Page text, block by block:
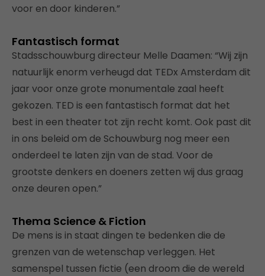
voor en door kinderen.”
Fantastisch format
Stadsschouwburg directeur Melle Daamen: “Wij zijn
natuurlijk enorm verheugd dat TEDx Amsterdam dit
jaar voor onze grote monumentale zaal heeft
gekozen. TED is een fantastisch format dat het
best in een theater tot zijn recht komt. Ook past dit
in ons beleid om de Schouwburg nog meer een
onderdeel te laten zijn van de stad. Voor de
grootste denkers en doeners zetten wij dus graag
onze deuren open.”
Thema Science & Fiction
De mens is in staat dingen te bedenken die de
grenzen van de wetenschap verleggen. Het
samenspel tussen fictie (een droom die de wereld